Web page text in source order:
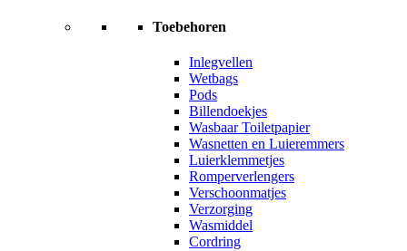
Toebehoren
Inlegvellen
Wetbags
Pods
Billendoekjes
Wasbaar Toiletpapier
Wasnetten en Luieremmers
Luierklemmetjes
Romperverlengers
Verschoonmatjes
Verzorging
Wasmiddel
Cordring